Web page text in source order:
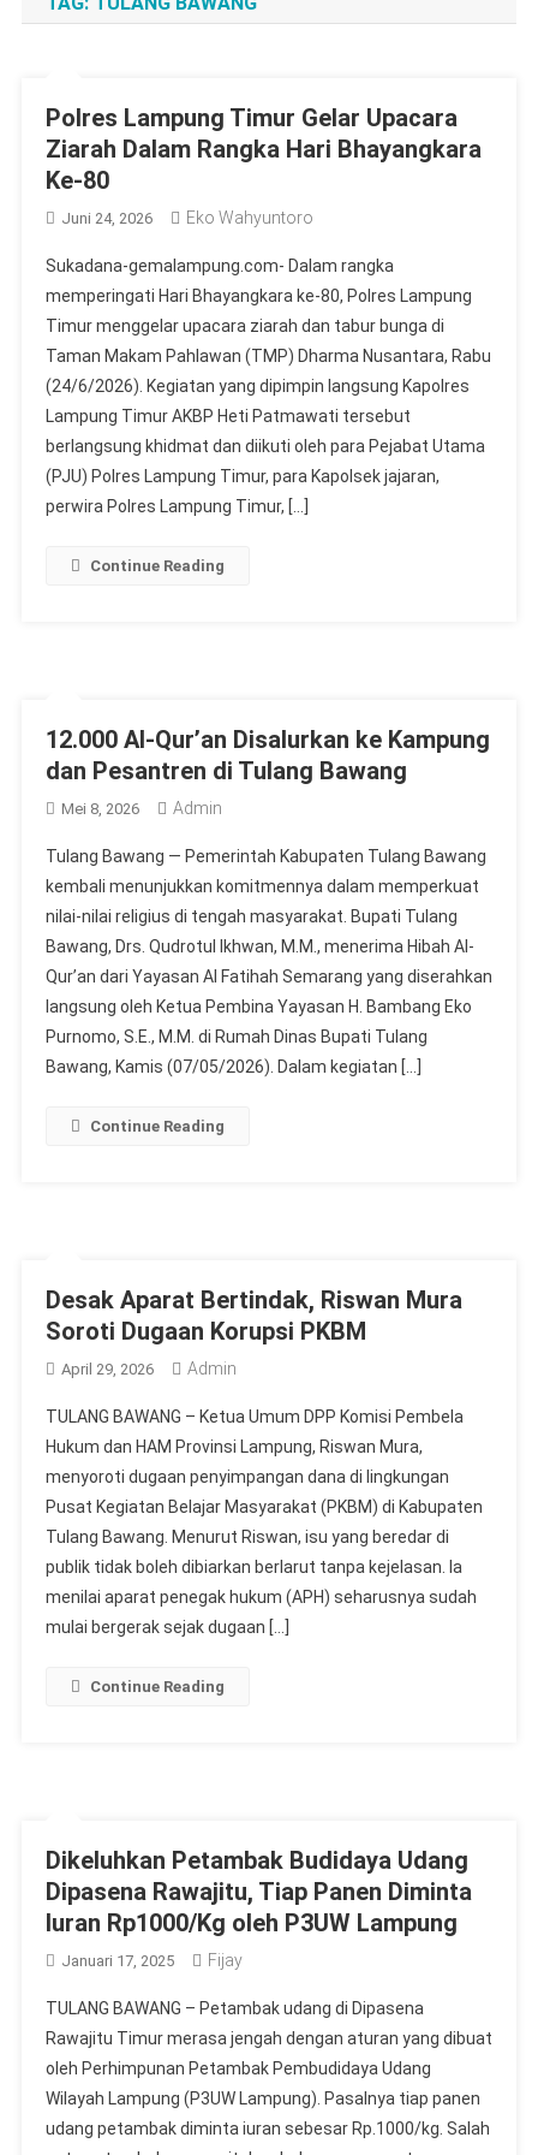
Polres Lampung Timur Gelar Upacara
Ziarah Dalam Rangka Hari Bhayangkara
Ke-80
Juni 24, 2026 Eko Wahyuntoro
Sukadana-gemalampung.com- Dalam rangka
memperingati Hari Bhayangkara ke-80, Polres Lampung
Timur menggelar upacara ziarah dan tabur bunga di
Taman Makam Pahlawan (TMP) Dharma Nusantara, Rabu
(24/6/2026). Kegiatan yang dipimpin langsung Kapolres
Lampung Timur AKBP Heti Patmawati tersebut
berlangsung khidmat dan diikuti oleh para Pejabat Utama
(PJU) Polres Lampung Timur, para Kapolsek jajaran,
perwira Polres Lampung Timur, […]
Continue Reading
12.000 Al-Qur’an Disalurkan ke Kampung
dan Pesantren di Tulang Bawang
Mei 8, 2026 Admin
Tulang Bawang — Pemerintah Kabupaten Tulang Bawang
kembali menunjukkan komitmennya dalam memperkuat
nilai-nilai religius di tengah masyarakat. Bupati Tulang
Bawang, Drs. Qudrotul Ikhwan, M.M., menerima Hibah Al-
Qur’an dari Yayasan Al Fatihah Semarang yang diserahkan
langsung oleh Ketua Pembina Yayasan H. Bambang Eko
Purnomo, S.E., M.M. di Rumah Dinas Bupati Tulang
Bawang, Kamis (07/05/2026). Dalam kegiatan […]
Continue Reading
Desak Aparat Bertindak, Riswan Mura
Soroti Dugaan Korupsi PKBM
April 29, 2026 Admin
TULANG BAWANG – Ketua Umum DPP Komisi Pembela
Hukum dan HAM Provinsi Lampung, Riswan Mura,
menyoroti dugaan penyimpangan dana di lingkungan
Pusat Kegiatan Belajar Masyarakat (PKBM) di Kabupaten
Tulang Bawang. Menurut Riswan, isu yang beredar di
publik tidak boleh dibiarkan berlarut tanpa kejelasan. Ia
menilai aparat penegak hukum (APH) seharusnya sudah
mulai bergerak sejak dugaan […]
Continue Reading
Dikeluhkan Petambak Budidaya Udang
Dipasena Rawajitu, Tiap Panen Diminta
Iuran Rp1000/Kg oleh P3UW Lampung
Januari 17, 2025 Fijay
TULANG BAWANG – Petambak udang di Dipasena
Rawajitu Timur merasa jengah dengan aturan yang dibuat
oleh Perhimpunan Petambak Pembudidaya Udang
Wilayah Lampung (P3UW Lampung). Pasalnya tiap panen
udang petambak diminta iuran sebesar Rp.1000/kg. Salah